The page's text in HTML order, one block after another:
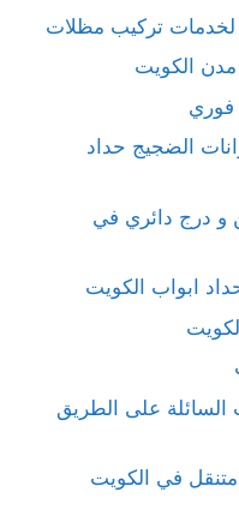
لخدمات تركيب مظلات
فوري
الضجيج حداد
و درج دائري في
ابواب الكويت
السائلة على الطريق
في الكويت